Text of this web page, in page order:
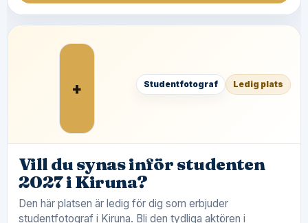
+ Studentfotograf Ledig plats
Vill du synas inför studenten
2027 i Kiruna?
Den här platsen är ledig för dig som erbjuder
studentfotograf i Kiruna. Bli den tydliga aktören i